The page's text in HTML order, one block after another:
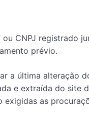
CNPJ registrado
prévio.
a última alteração
e extraída do site
as